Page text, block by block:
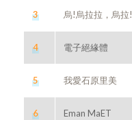
3 烏!烏拉拉，烏拉!
4 電子絕緣體
5 我愛石原里美
6 Eman MaET